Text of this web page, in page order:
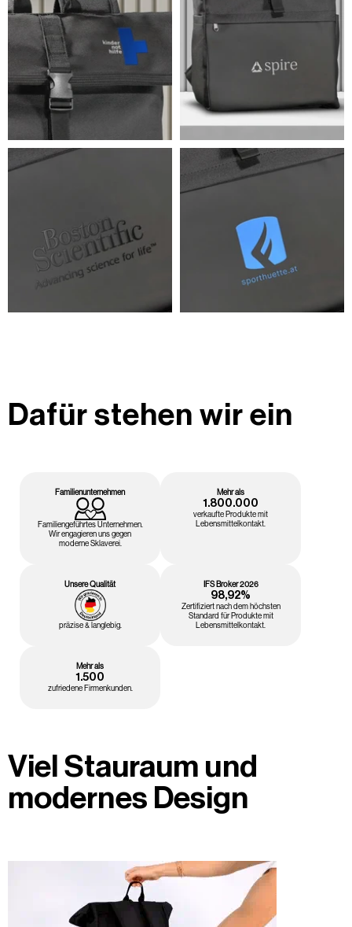
Dafür stehen wir ein
Familienunternehmen
Familiengeführtes Unternehmen.
Wir engagieren uns gegen
moderne Sklaverei.
Mehr als
1.800.000
verkaufte Produkte mit
Lebensmittelkontakt.
Unsere Qualität
präzise & langlebig.
IFS Broker 2026
98,92%
Zertifiziert nach dem höchsten
Standard für Produkte mit
Lebensmittelkontakt.
Mehr als
1.500
zufriedene Firmenkunden.
Viel Stauraum und
modernes Design